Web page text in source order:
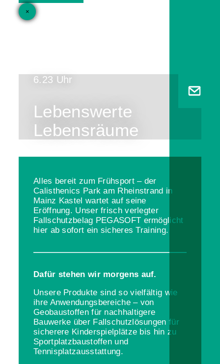
×
6.23 Uhr
Lebenswerte
Lebensräume
Alles bereit zum Frühsport – der
Calisthenics Park am Rheinstrand in
Mainz Kastel wartet auf seine
Eröffnung. Unser frisch verlegter
Fallschutzbelag PEGASOFT ermöglicht
hier ab sofort ein sicheres Training.
Dafür stehen wir morgens auf.
Unsere Produkte sind so vielfältig wie
ihre Anwendungsbereiche – von
Geobaustoffen für nachhaltigere
Bauwerke über Fallschutzlösungen für
sicherere Kinderspielplätze bis hin zu
Sportplatzbaustoffen und
Tennisplatzausstattung.